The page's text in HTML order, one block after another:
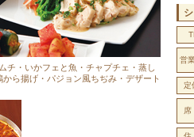
チ・いかフェと魚・チャプチェ・蒸し
ら揚げ・パジョン風ちぢみ・デザート
営
定